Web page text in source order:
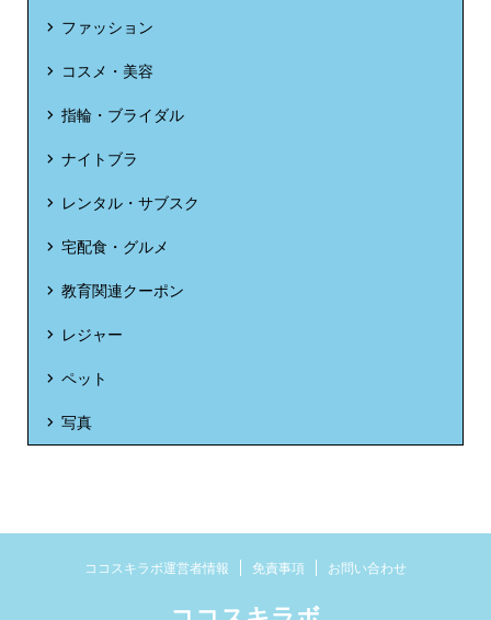
ファッション
コスメ・美容
指輪・ブライダル
ナイトブラ
レンタル・サブスク
宅配食・グルメ
教育関連クーポン
レジャー
ペット
写真
ココスキラボ運営者情報 免責事項 お問い合わせ